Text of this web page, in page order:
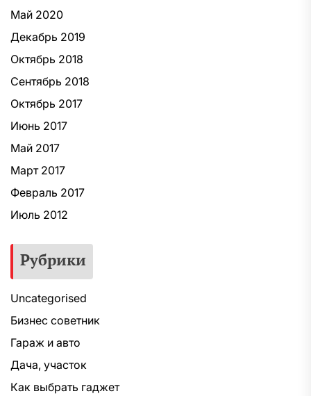
Май 2020
Декабрь 2019
Октябрь 2018
Сентябрь 2018
Октябрь 2017
Июнь 2017
Май 2017
Март 2017
Февраль 2017
Июль 2012
Рубрики
Uncategorised
Бизнес советник
Гараж и авто
Дача, участок
Как выбрать гаджет